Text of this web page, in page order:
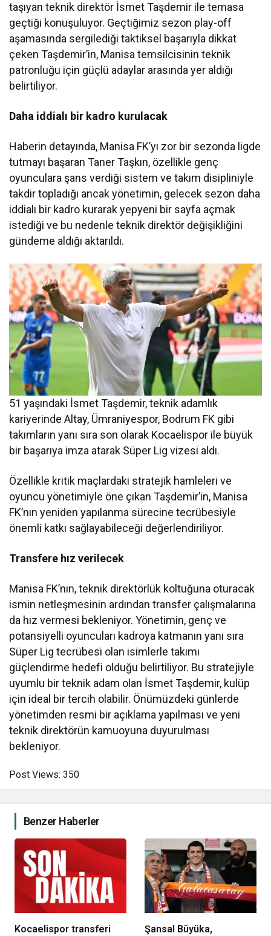
taşıyan teknik direktör İsmet Taşdemir ile temasa
geçtiği konuşuluyor. Geçtiğimiz sezon play-off
aşamasında sergilediği taktiksel başarıyla dikkat
çeken Taşdemir’in, Manisa temsilcisinin teknik
patronluğu için güçlü adaylar arasında yer aldığı
belirtiliyor.
Daha iddialı bir kadro kurulacak
Haberin detayında, Manisa FK’yı zor bir sezonda ligde
tutmayı başaran Taner Taşkın, özellikle genç
oyunculara şans verdiği sistem ve takım disipliniyle
takdir topladığı ancak yönetimin, gelecek sezon daha
iddialı bir kadro kurarak yepyeni bir sayfa açmak
istediği ve bu nedenle teknik direktör değişikliğini
gündeme aldığı aktarıldı.
51 yaşındaki İsmet Taşdemir, teknik adamlık
kariyerinde Altay, Ümraniyespor, Bodrum FK gibi
takımların yanı sıra son olarak Kocaelispor ile büyük
bir başarıya imza atarak Süper Lig vizesi aldı.
Özellikle kritik maçlardaki stratejik hamleleri ve
oyuncu yönetimiyle öne çıkan Taşdemir’in, Manisa
FK’nın yeniden yapılanma sürecine tecrübesiyle
önemli katkı sağlayabileceği değerlendiriliyor.
Transfere hız verilecek
Manisa FK’nın, teknik direktörlük koltuğuna oturacak
ismin netleşmesinin ardından transfer çalışmalarına
da hız vermesi bekleniyor. Yönetimin, genç ve
potansiyelli oyuncuları kadroya katmanın yanı sıra
Süper Lig tecrübesi olan isimlerle takımı
güçlendirme hedefi olduğu belirtiliyor. Bu stratejiyle
uyumlu bir teknik adam olan İsmet Taşdemir, kulüp
için ideal bir tercih olabilir. Önümüzdeki günlerde
yönetimden resmi bir açıklama yapılması ve yeni
teknik direktörün kamuoyuna duyurulması
bekleniyor.
Post Views: 350
Benzer Haberler
Kocaelispor transferi
Şansal Büyüka,